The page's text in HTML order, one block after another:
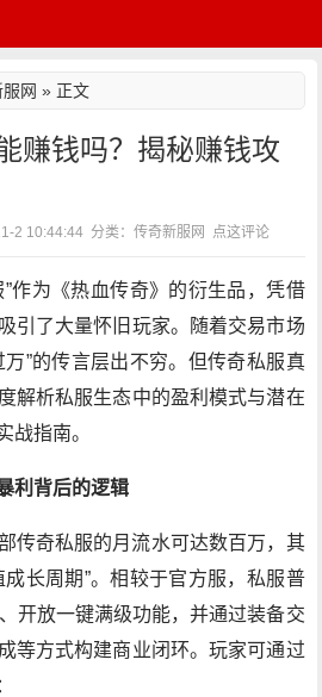
网 » 正文
赚钱吗？揭秘赚钱攻
2 10:44:44 分类：传奇新服网 点这评论
作为《热血传奇》的衍生品，凭借
引了大量怀旧玩家。随着交易市场
”的传言层出不穷。但传奇私服真
解析私服生态中的盈利模式与潜在
战指南。
利背后的逻辑
传奇私服的月流水可达数百万，其
长周期”。相较于官方服，私服普
开放一键满级功能，并通过装备交
等方式构建商业闭环。玩家可通过